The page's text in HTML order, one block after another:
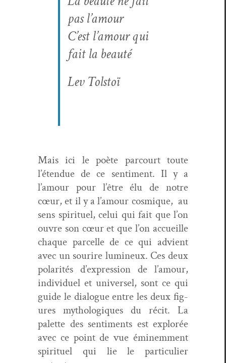
pas l’amour
C’est l’amour qui
fait la beauté
Lev Tol­stoï
Mais ici le poète par­court toute
l’étendue de ce sen­ti­ment. Il y a
l’amour pour l’être élu de notre
cœur, et il y a l’amour cos­mique, au
sens spir­ituel, celui qui fait que l’on
ouvre son cœur et que l’on accueille
chaque par­celle de ce qui advient
avec un sourire lumineux. Ces deux
polar­ités d’ex­pres­sion de l’amour,
indi­vidu­el et uni­versel, sont ce qui
guide le dia­logue entre les deux fig­
ures mythologiques du réc­it. La
palette des sen­ti­ments est explorée
avec ce point de vue éminem­ment
spir­ituel qui lie le par­ti­c­uli­er